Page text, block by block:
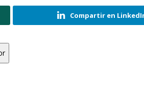
Compartir en